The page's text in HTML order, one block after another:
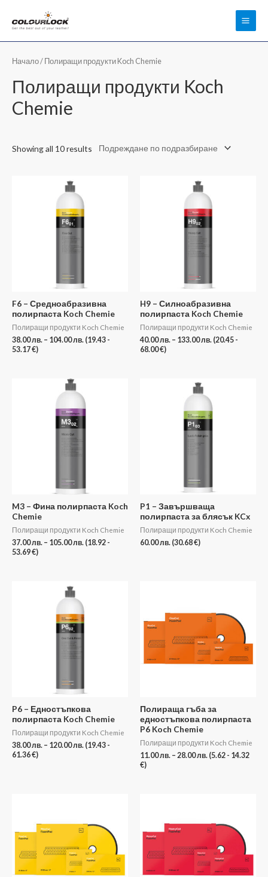
Main
Начало/ Полиращи продукти Koch Chemie
Полиращи продукти Koch
Chemie
Showing all 10 results
F6 – Средноабразивна
полирпаста Koch Chemie
Полиращи продукти Koch Chemie
38.00лв. – 104.00лв.
through
104.00 лв.
(19.43 -
53.17 €)
H9 – Силноабразивна
полирпаста Koch Chemie
Полиращи продукти Koch Chemie
40.00лв. – 133.00лв.
through
133.00 лв.
(20.45 -
68.00 €)
M3 – Фина полирпаста Koch
Chemie
Полиращи продукти Koch Chemie
37.00лв. – 105.00лв.
37.00 лв.
through
(18.92 -
53.69 €)
P1 – Завършваща
полирпаста за блясък KCx
Полиращи продукти Koch Chemie
60.00лв. (30.68 €)
P6 – Едностъпкова
полирпаста Koch Chemie
Полиращи продукти Koch Chemie
38.00лв. – 120.00лв.
through
120.00 лв.
(19.43 -
61.36 €)
Полираща гъба за
едностъпкова полирпаста
P6 Koch Chemie
Полиращи продукти Koch Chemie
11.00лв. – 28.00лв.
through
28.00 лв.
(5.62 - 14.32
€)
through
30.00 лв.
through